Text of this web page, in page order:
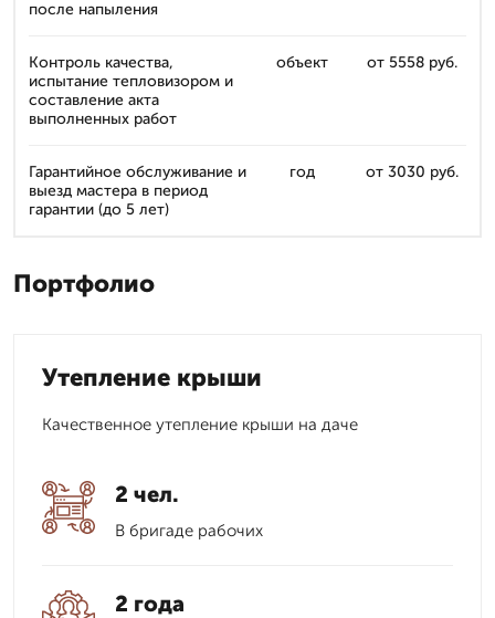
после напыления
Контроль качества,
испытание тепловизором и
составление акта
выполненных работ
объект от 5558 руб.
Гарантийное обслуживание и
выезд мастера в период
гарантии (до 5 лет)
год от 3030 руб.
Портфолио
Утепление крыши
Качественное утепление крыши на даче
2 чел.
В бригаде рабочих
2 года